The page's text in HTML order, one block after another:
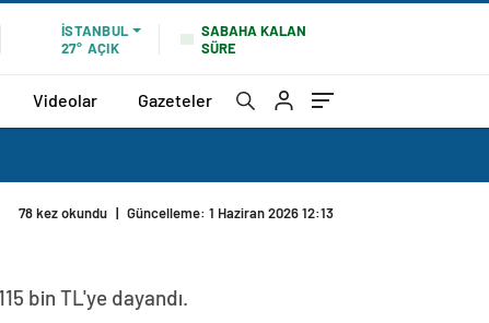
İSTANBUL
27° AÇIK
SABAHA KALAN
SÜRE
Videolar Gazeteler
78 kez okundu | Güncelleme: 1 Haziran 2026 12:13
bin TL'ye dayandı.